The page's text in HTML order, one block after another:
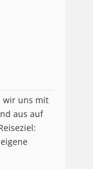
wir uns mit
aus auf